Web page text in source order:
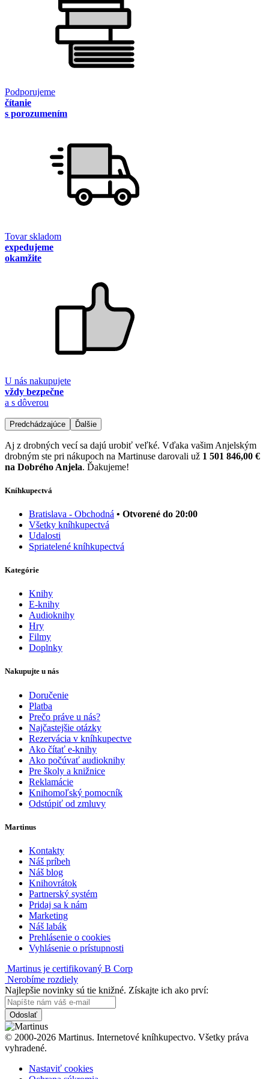
Podporujeme
čítanie
s porozumením
Tovar skladom
expedujeme
okamžite
U nás nakupujete
vždy bezpečne
a s dôverou
Predchádzajúce Ďalšie
Aj z drobných vecí sa dajú urobiť veľké. Vďaka vašim Anjelským
drobným ste pri nákupoch na Martinuse darovali už 1 501 846,00 €
na Dobrého Anjela. Ďakujeme!
Kníhkupectvá
Bratislava - Obchodná • Otvorené do 20:00
Všetky kníhkupectvá
Udalosti
Spriatelené kníhkupectvá
Kategórie
Knihy
E-knihy
Audioknihy
Hry
Filmy
Doplnky
Nakupujte u nás
Doručenie
Platba
Prečo práve u nás?
Najčastejšie otázky
Rezervácia v kníhkupectve
Ako čítať e-knihy
Ako počúvať audioknihy
Pre školy a knižnice
Reklamácie
Knihomoľský pomocník
Odstúpiť od zmluvy
Martinus
Kontakty
Náš príbeh
Náš blog
Knihovrátok
Partnerský systém
Pridaj sa k nám
Marketing
Náš labák
Prehlásenie o cookies
Vyhlásenie o prístupnosti
Martinus je certifikovaný B Corp
Nerobíme rozdiely
Najlepšie novinky sú tie knižné. Získajte ich ako prví:
Odoslať
© 2000-2026 Martinus. Internetové kníhkupectvo. Všetky práva
vyhradené.
Nastaviť cookies